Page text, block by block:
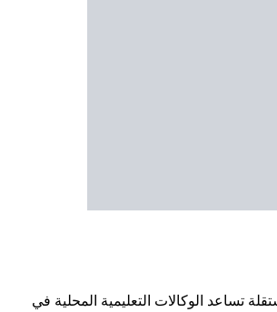
تساعد الوكالات التعليمية المحلية في